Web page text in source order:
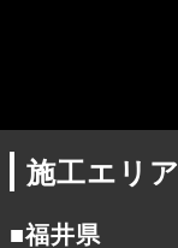
施工エリア
■福井県